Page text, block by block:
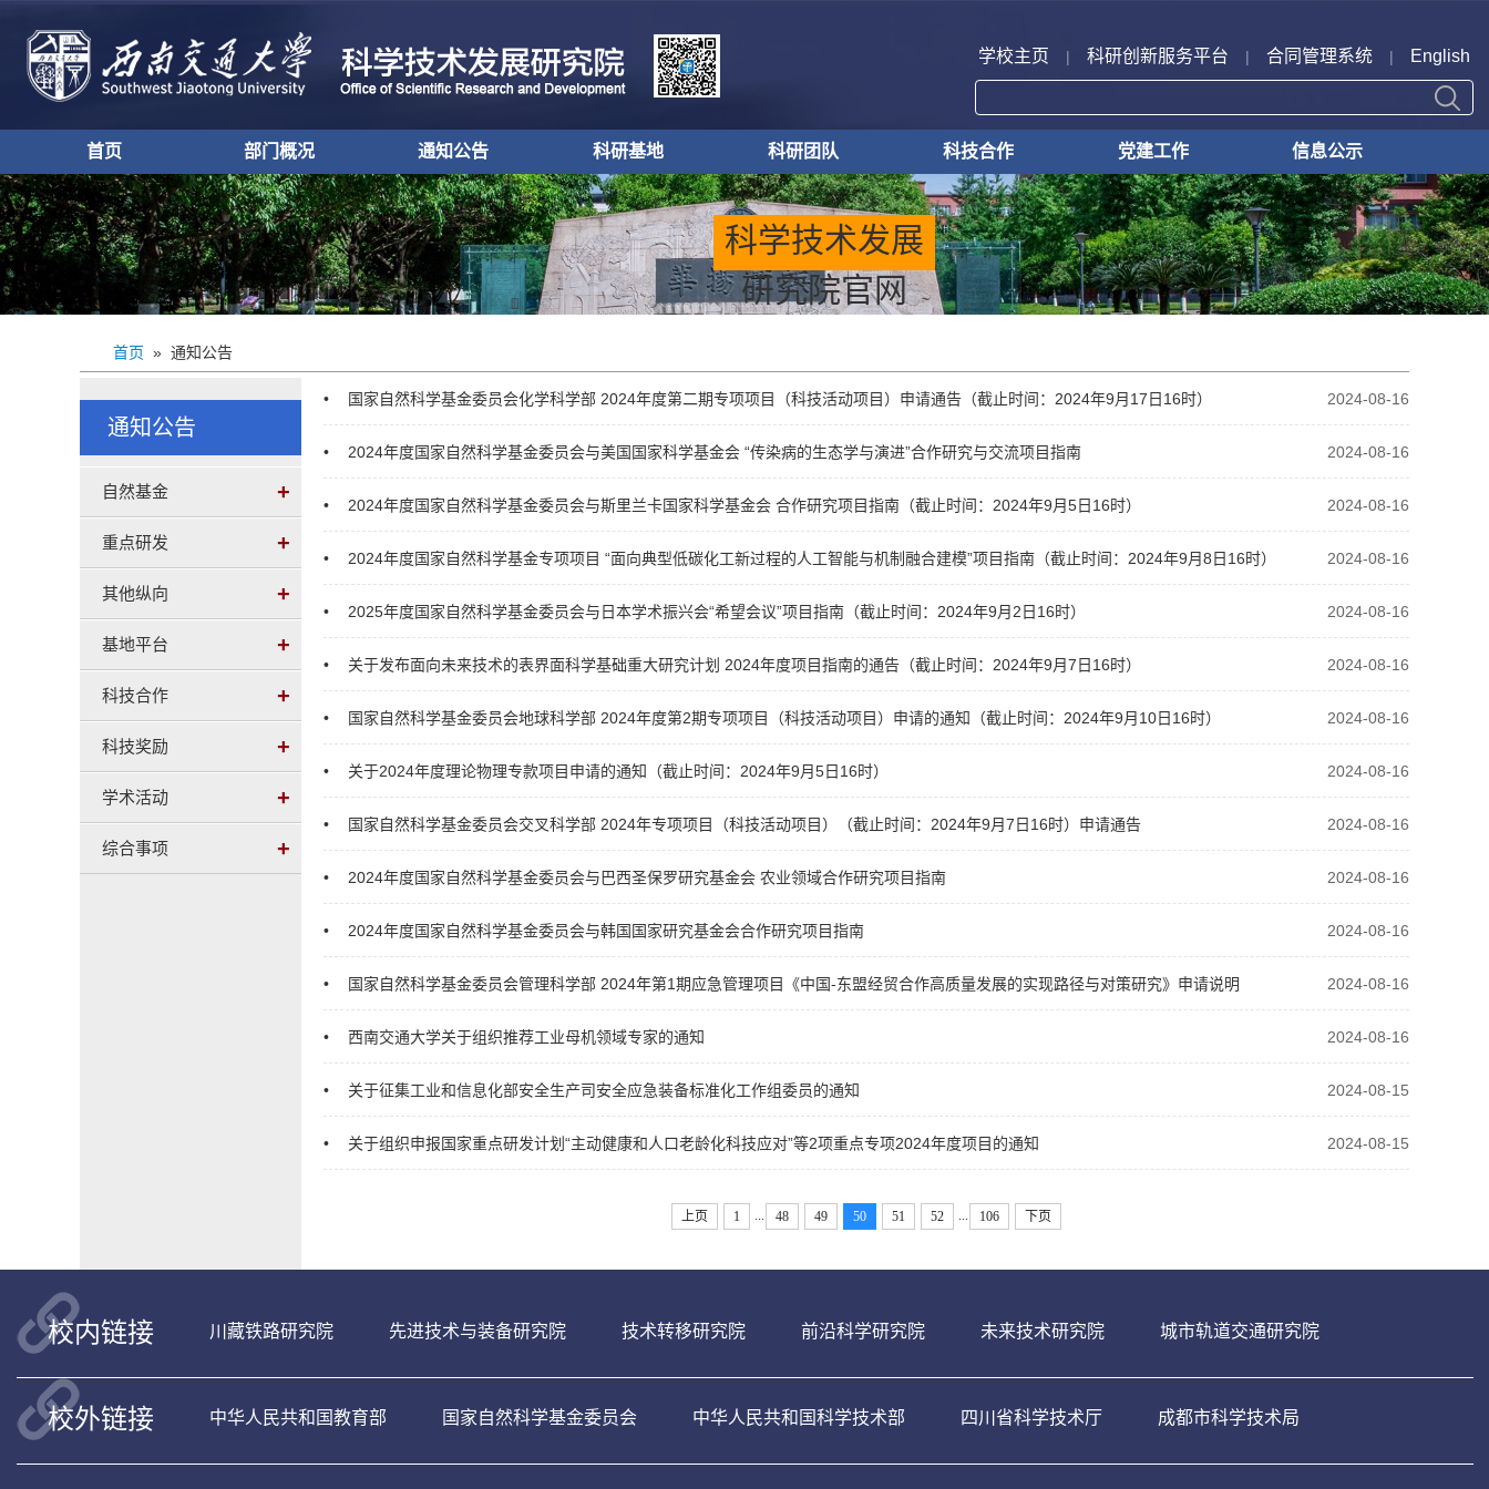
学校主页 | 科研创新服务平台 | 合同管理系统 | English
首页 部门概况
部门介绍
现任领导
办公室设置
通知公告
自然基金
重点研发
其他纵向
基地平台
科技合作
科技奖励
学术活动
综合事项
科研基地
科研基地
科研团队
科研团队
科技合作
校企合作
校地合作
成果转化
党建工作
支部动态
信息公示
横向外协
纵向外协
科技奖励
成果转化
其他
科学技术发展
研究院官网
首页 » 通知公告
通知公告
自然基金 +
重点研发 +
其他纵向 +
基地平台 +
科技合作 +
科技奖励 +
学术活动 +
综合事项 +
2024-08-16
• 国家自然科学基金委员会化学科学部 2024年度第二期专项项目（科技活动项目）申请通告（截止时间：2024年9月17日16时）
2024-08-16
• 2024年度国家自然科学基金委员会与美国国家科学基金会 “传染病的生态学与演进”合作研究与交流项目指南
2024-08-16
• 2024年度国家自然科学基金委员会与斯里兰卡国家科学基金会 合作研究项目指南（截止时间：2024年9月5日16时）
2024-08-16
• 2024年度国家自然科学基金专项项目 “面向典型低碳化工新过程的人工智能与机制融合建模”项目指南（截止时间：2024年9月8日16时）
2024-08-16
• 2025年度国家自然科学基金委员会与日本学术振兴会“希望会议”项目指南（截止时间：2024年9月2日16时）
2024-08-16
• 关于发布面向未来技术的表界面科学基础重大研究计划 2024年度项目指南的通告（截止时间：2024年9月7日16时）
2024-08-16
• 国家自然科学基金委员会地球科学部 2024年度第2期专项项目（科技活动项目）申请的通知（截止时间：2024年9月10日16时）
2024-08-16
• 关于2024年度理论物理专款项目申请的通知（截止时间：2024年9月5日16时）
2024-08-16
• 国家自然科学基金委员会交叉科学部 2024年专项项目（科技活动项目）（截止时间：2024年9月7日16时）申请通告
2024-08-16
• 2024年度国家自然科学基金委员会与巴西圣保罗研究基金会 农业领域合作研究项目指南
2024-08-16
• 2024年度国家自然科学基金委员会与韩国国家研究基金会合作研究项目指南
2024-08-16
• 国家自然科学基金委员会管理科学部 2024年第1期应急管理项目《中国-东盟经贸合作高质量发展的实现路径与对策研究》申请说明
2024-08-16
• 西南交通大学关于组织推荐工业母机领域专家的通知
2024-08-15
• 关于征集工业和信息化部安全生产司安全应急装备标准化工作组委员的通知
2024-08-15
• ​关于组织申报国家重点研发计划“主动健康和人口老龄化科技应对”等2项重点专项2024年度项目的通知
上页 1 ... 48 49 50 51 52 ... 106 下页
校内链接 川藏铁路研究院 先进技术与装备研究院 技术转移研究院 前沿科学研究院 未来技术研究院 城市轨道交通研究院
校外链接 中华人民共和国教育部 国家自然科学基金委员会 中华人民共和国科学技术部 四川省科学技术厅 成都市科学技术局